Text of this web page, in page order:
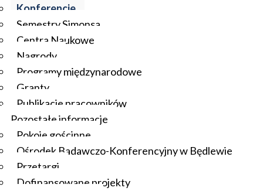
Konferencje
Semestry Simonsa
Centra Naukowe
Nagrody
Programy międzynarodowe
Granty
Publikacje pracowników
Pozostałe informacje
Pokoje gościnne
Ośrodek Badawczo-Konferencyjny w Będlewie
Przetargi
Dofinansowane projekty